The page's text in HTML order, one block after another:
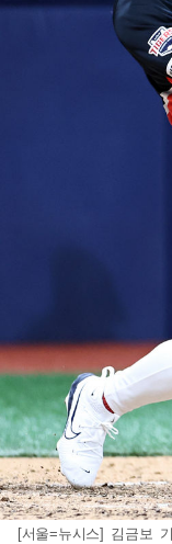
[서울=뉴시스] 김금보